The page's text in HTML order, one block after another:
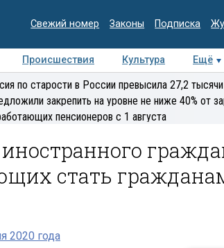
Свежий номер Законы Подписка
Происшествия Культура Ещё
Интервью Колумнисты
по старости в России превысила 27,2 тысячи
закрепить на уровне не ниже 40% от
пенсионеров с 1 августа
стать
2020 года